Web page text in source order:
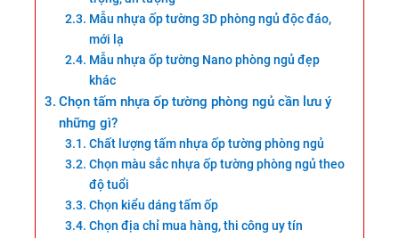
Mẫu nhựa ốp tường 3D phòng ngủ độc đáo,
mới lạ
Mẫu nhựa ốp tường Nano phòng ngủ đẹp
khác
Chọn tấm nhựa ốp tường phòng ngủ cần lưu ý
những gì?
Chất lượng tấm nhựa ốp tường phòng ngủ
Chọn màu sắc nhựa ốp tường phòng ngủ theo
độ tuổi
Chọn kiểu dáng tấm ốp
Chọn địa chỉ mua hàng, thi công uy tín